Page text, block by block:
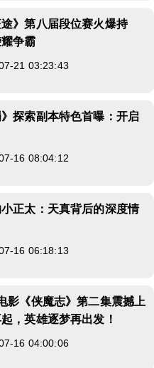
》第八届段位赛火爆持
争霸
21 03:23:43
探索副本特色首曝：开启
16 08:04:12
小正太：天真背后的深度情
16 06:18:13
影《侠魔志》第二集震撼上
，英雄逐梦再出发！
16 04:00:06